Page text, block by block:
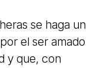
se haga un
el ser amado
y que, con